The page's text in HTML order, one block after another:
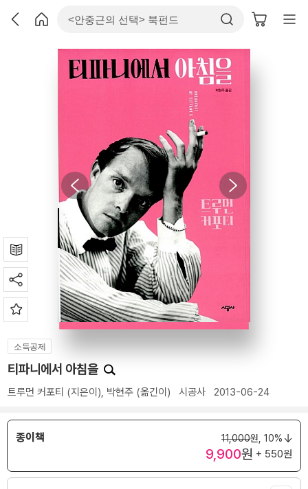
소득공제
티파니에서 아침을
트루먼 커포티 (지은이), 박현주 (옮긴이) 시공사 2013-06-24
종이책 11,000원, 10%
9,900원 + 550원